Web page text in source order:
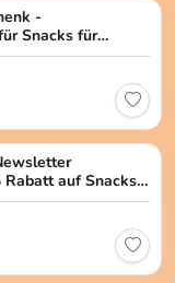
-
Snacks für
auf Snacks